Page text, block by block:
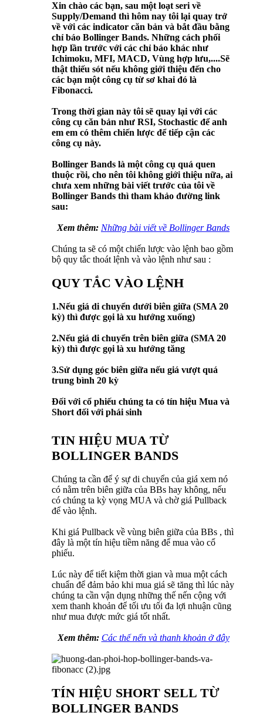
Xin chào các bạn, sau một loạt seri về
Supply/Demand thì hôm nay tôi lại quay trở
về với các indicator căn bản và bắt đầu bằng
chỉ báo Bollinger Bands. Những cách phối
hợp lần trước với các chỉ báo khác như
Ichimoku, MFI, MACD, Vùng hợp lưu,....Sẽ
thật thiếu sót nếu không giới thiệu đến cho
các bạn một công cụ từ sơ khai đó là
Fibonacci.
Trong thời gian này tôi sẽ quay lại với các
công cụ căn bản như RSI, Stochastic để anh
em em có thêm chiến lược để tiếp cận các
công cụ này.
Bollinger Bands là một công cụ quá quen
thuộc rồi, cho nên tôi không giới thiệu nữa, ai
chưa xem những bài viết trước của tôi về
Bollinger Bands thì tham khảo đường link
sau:
Xem thêm: Những bài viết về Bollinger Bands
Chúng ta sẽ có một chiến lược vào lệnh bao gồm
bộ quy tắc thoát lệnh và vào lệnh như sau :
QUY TẮC VÀO LỆNH
1.Nếu giá di chuyển dưới biên giữa (SMA 20
kỳ) thì được gọi là xu hướng xuống)
2.Nếu giá di chuyển trên biên giữa (SMA 20
kỳ) thì được gọi là xu hướng tăng
3.Sử dụng góc biên giữa nếu giá vượt quá
trung bình 20 kỳ
Đối với cổ phiếu chúng ta có tín hiệu Mua và
Short đối với phái sinh
TIN HIỆU MUA TỪ
BOLLINGER BANDS
Chúng ta cần để ý sự di chuyển của giá xem nó
có nằm trên biên giữa của BBs hay không, nếu
có chúng ta kỳ vọng MUA và chờ giá Pullback
để vào lệnh.
Khi giá Pullback về vùng biên giữa của BBs , thì
đây là một tín hiệu tiềm năng để mua vào cổ
phiếu.
Lúc này để tiết kiệm thời gian và mua một cách
chuẩn để đảm bảo khi mua giá sẽ tăng thì lúc này
chúng ta cần vận dụng những thế nến cộng với
xem thanh khoản để tối ưu tối đa lợi nhuận cũng
như mua được mức giá tốt nhất.
Xem thêm: Các thế nến và thanh khoản ở đây
TÍN HIỆU SHORT SELL TỪ
BOLLINGER BANDS